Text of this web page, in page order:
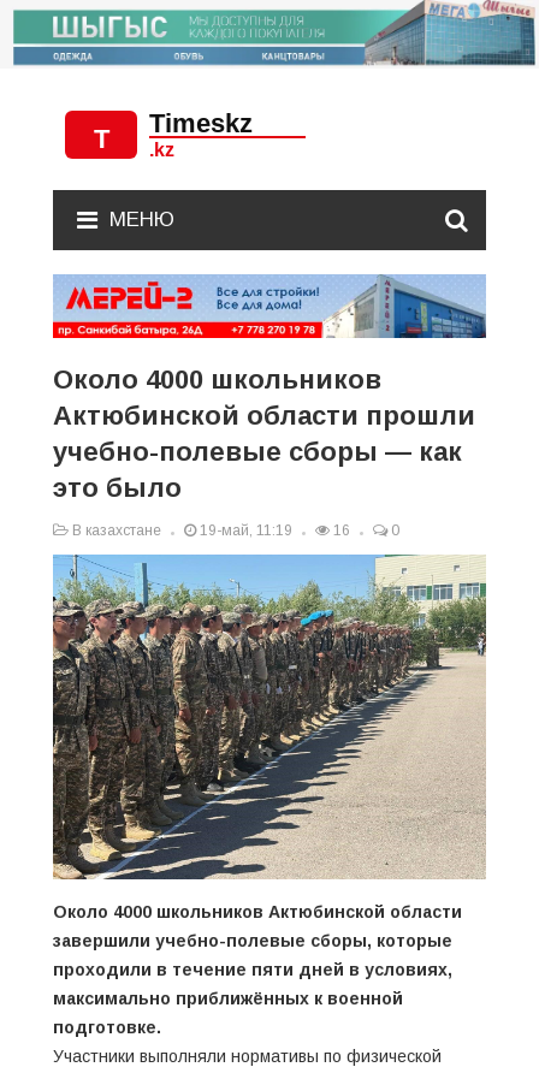
МЕНЮ
Около 4000 школьников
Актюбинской области прошли
учебно-полевые сборы — как
это было
В казахстане 19-май, 11:19 16 0
Около 4000 школьников Актюбинской области
завершили учебно-полевые сборы, которые
проходили в течение пяти дней в условиях,
максимально приближённых к военной
подготовке.
Участники выполняли нормативы по физической